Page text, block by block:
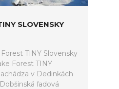
SLOVENSKY
TINY Slovensky
Forest TINY
v Dedinkách
ľadová